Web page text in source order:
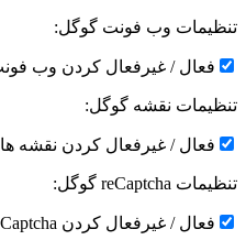
تنظیمات وب فونت گوگل:
فعال / غیرفعال کردن وب
تنظیمات نقشه گوگل:
فعال / غیرفعال کردن نقشه
تنظیمات reCaptcha گوگل:
فعال / غیرفعال کردن reCaptcha گوگل